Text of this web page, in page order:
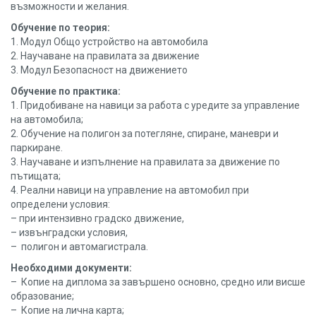
възможности и желания.
Обучение по теория:
1. Модул Общо устройство на автомобила
2. Научаване на правилата за движение
3. Модул Безопасност на движението
Обучение по практика:
1. Придобиване на навици за работа с уредите за управление
на автомобила;
2. Обучение на полигон за потегляне, спиране, маневри и
паркиране.
3. Научаване и изпълнение на правилата за движение по
пътищата;
4. Реални навици на управление на автомобил при
определени условия:
– при интензивно градско движение,
– извънградски условия,
– полигон и автомагистрала.
Необходими документи:
– Копие на диплома за завършено основно, средно или висше
образование;
– Копие на лична карта;